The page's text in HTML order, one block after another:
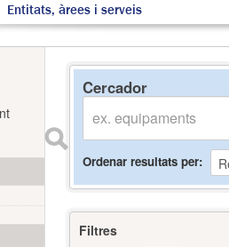
Entitats, àrees i serveis
Cercador
Ordenar resultats per
Filtres